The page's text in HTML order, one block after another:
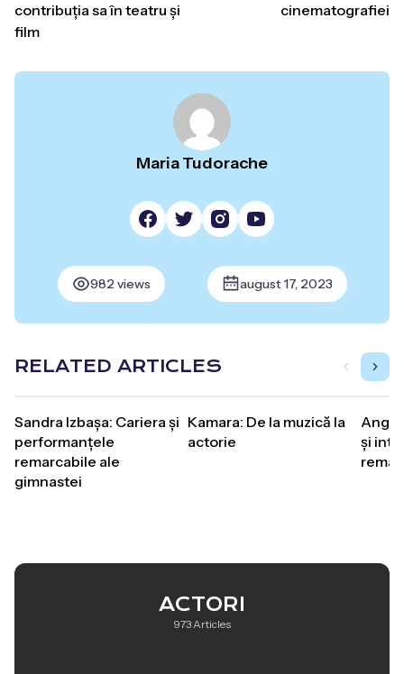
contribuția sa în teatru și
film
cinematografiei
Maria Tudorache
982 views august 17, 2023
RELATED ARTICLES
Sandra Izbașa: Cariera și
performanțele
remarcabile ale
gimnastei
Kamara: De la muzică la
actorie
și
ACTORI
973 Articles